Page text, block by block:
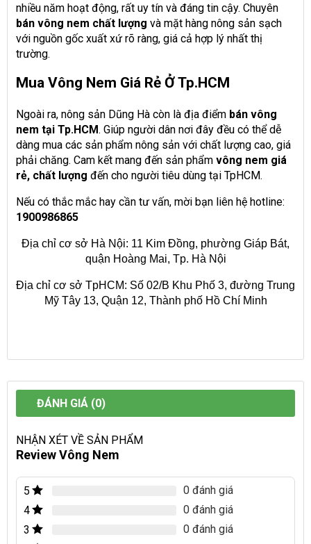
nhiều năm hoạt động, rất uy tín và đáng tin cậy. Chuyên
bán vông nem chất lượng và mặt hàng nông sản sạch
với nguồn gốc xuất xứ rõ ràng, giá cả hợp lý nhất thị
trường.
Mua Vông Nem Giá Rẻ Ở Tp.HCM
Ngoài ra, nông sản Dũng Hà còn là địa điểm bán vông
nem tại Tp.HCM. Giúp người dân nơi đây đều có thể dễ
dàng mua các sản phẩm nông sản với chất lượng cao, giá
phải chăng. Cam kết mang đến sản phẩm vông nem giá
rẻ, chất lượng đến cho người tiêu dùng tại TpHCM.
Nếu có thắc mắc hay cần tư vấn, mời bạn liên hệ hotline:
1900986865
Địa chỉ cơ sở Hà Nội: 11 Kim Đồng, phường Giáp Bát,
quận Hoàng Mai, Tp. Hà Nội
Địa chỉ cơ sở TpHCM: Số 02/B Khu Phố 3, đường Trung
Mỹ Tây 13, Quận 12, Thành phố Hồ Chí Minh
ĐÁNH GIÁ (0)
NHẬN XÉT VỀ SẢN PHẨM
Review Vông Nem
5
0 đánh giá
4
0 đánh giá
3
0 đánh giá